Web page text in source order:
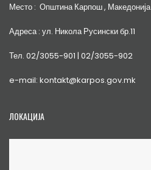
Место : Општина Карпош , Македонија
Адреса : ул. Никола Русински бр.11
Тел. 02/3055-901 | 02/3055-902
e-mail: kontakt@karpos.gov.mk
ЛОКАЦИЈА